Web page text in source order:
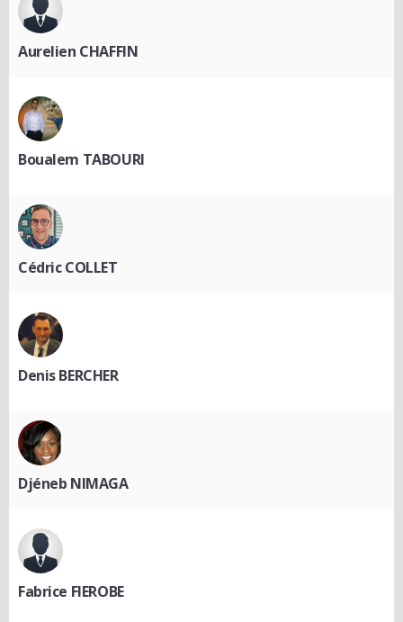
Aurelien CHAFFIN
Boualem TABOURI
Cédric COLLET
Denis BERCHER
Djéneb NIMAGA
Fabrice FIEROBE